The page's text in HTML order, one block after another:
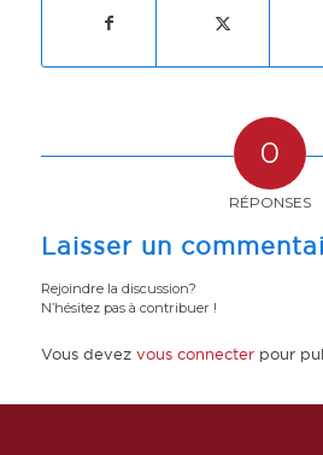
0
RÉPONSES
Laisser un
Rejoindre la discussion?
N’hésitez pas à contribuer !
Vous devez vous connecterpour